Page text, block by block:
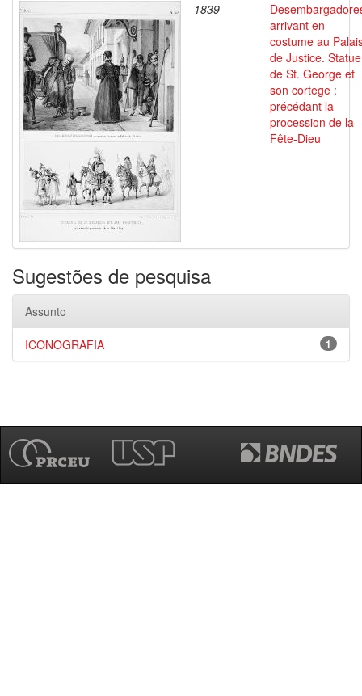
1839
arrivant en
costume au
de Justice. Statue
de St. George et
son cortege :
précédant la
procession de la
Fête-Dieu
Sugestões de pesquisa
Assunto
1
ICONOGRAFIA